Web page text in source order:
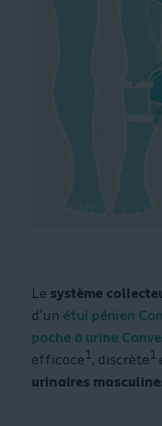
Le système
d'un étui pénien
poche à urine
efficace 1 , discrète 1
urinaires